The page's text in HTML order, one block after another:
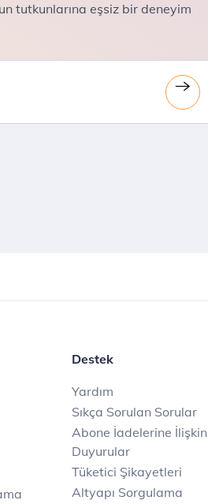
tutkunlarına eşsiz bir deneyim
Destek
Yardım
Sıkça Sorulan Sorular
Abone İadelerine İlişkin
Duyurular
Tüketici Şikayetleri
Altyapı Sorgulama